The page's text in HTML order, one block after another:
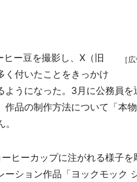
［
ー豆を撮影し、X（旧
く付いたことをきっかけ
うになった。3月に公務員を
品の制作方法について「本
ヒーカップに注がれる様子を
ション作品「ヨックモック